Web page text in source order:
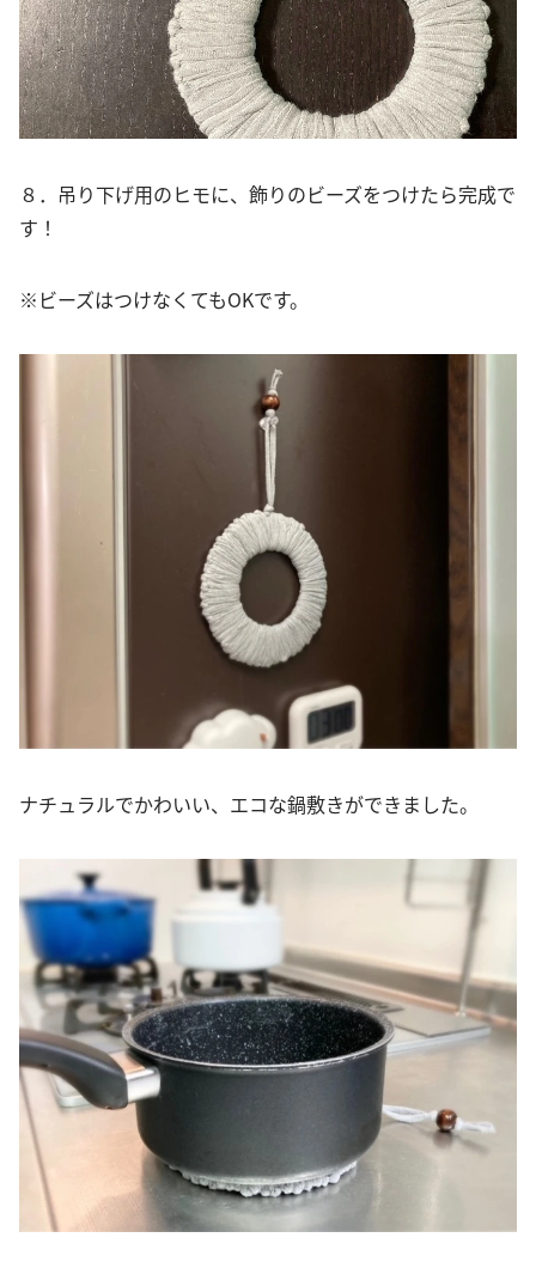
８．吊り下げ用のヒモに、飾りのビーズをつけたら完成で
す！
※ビーズはつけなくてもOKです。
ナチュラルでかわいい、エコな鍋敷きができました。